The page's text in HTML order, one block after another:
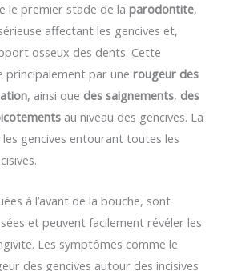
le premier stade de la parodontite,
affectant les gencives et,
osseux des dents. Cette
principalement par une rougeur des
, ainsi que des saignements, des
au niveau des gencives. La
gencives entourant toutes les
à l’avant de la bouche, sont
et peuvent facilement révéler les
Les symptômes comme le
des gencives autour des incisives